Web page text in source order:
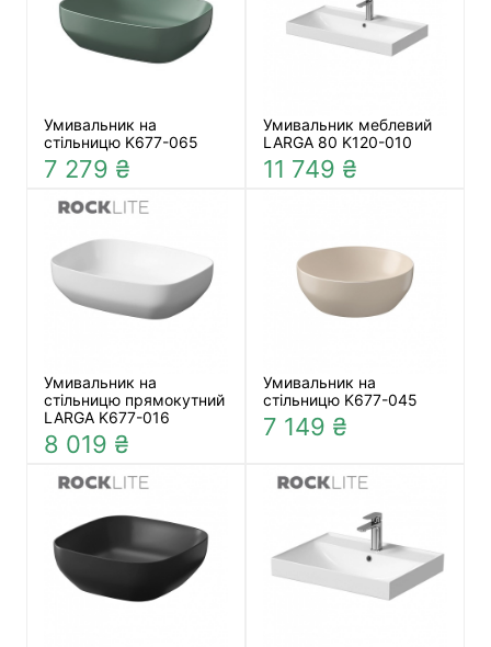
Умивальник на
стільницю K677-065
7 279 ₴
Умивальник меблевий
LARGA 80 K120-010
11 749 ₴
Умивальник на
стільницю прямокутний
LARGA K677-016
8 019 ₴
Умивальник на
стільницю K677-045
7 149 ₴